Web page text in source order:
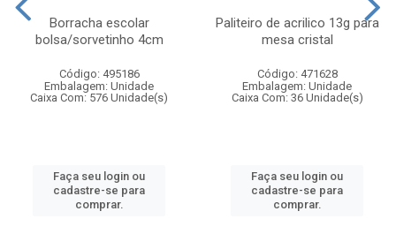
Borracha escolar
bolsa/sorvetinho 4cm
Código: 495186
Embalagem: Unidade
Caixa Com: 576 Unidade(s)
Faça seu login ou
cadastre-se para
comprar.
Paliteiro de acrilico 13g para
mesa cristal
Código: 471628
Embalagem: Unidade
Caixa Com: 36 Unidade(s)
Faça seu login ou
cadastre-se para
comprar.